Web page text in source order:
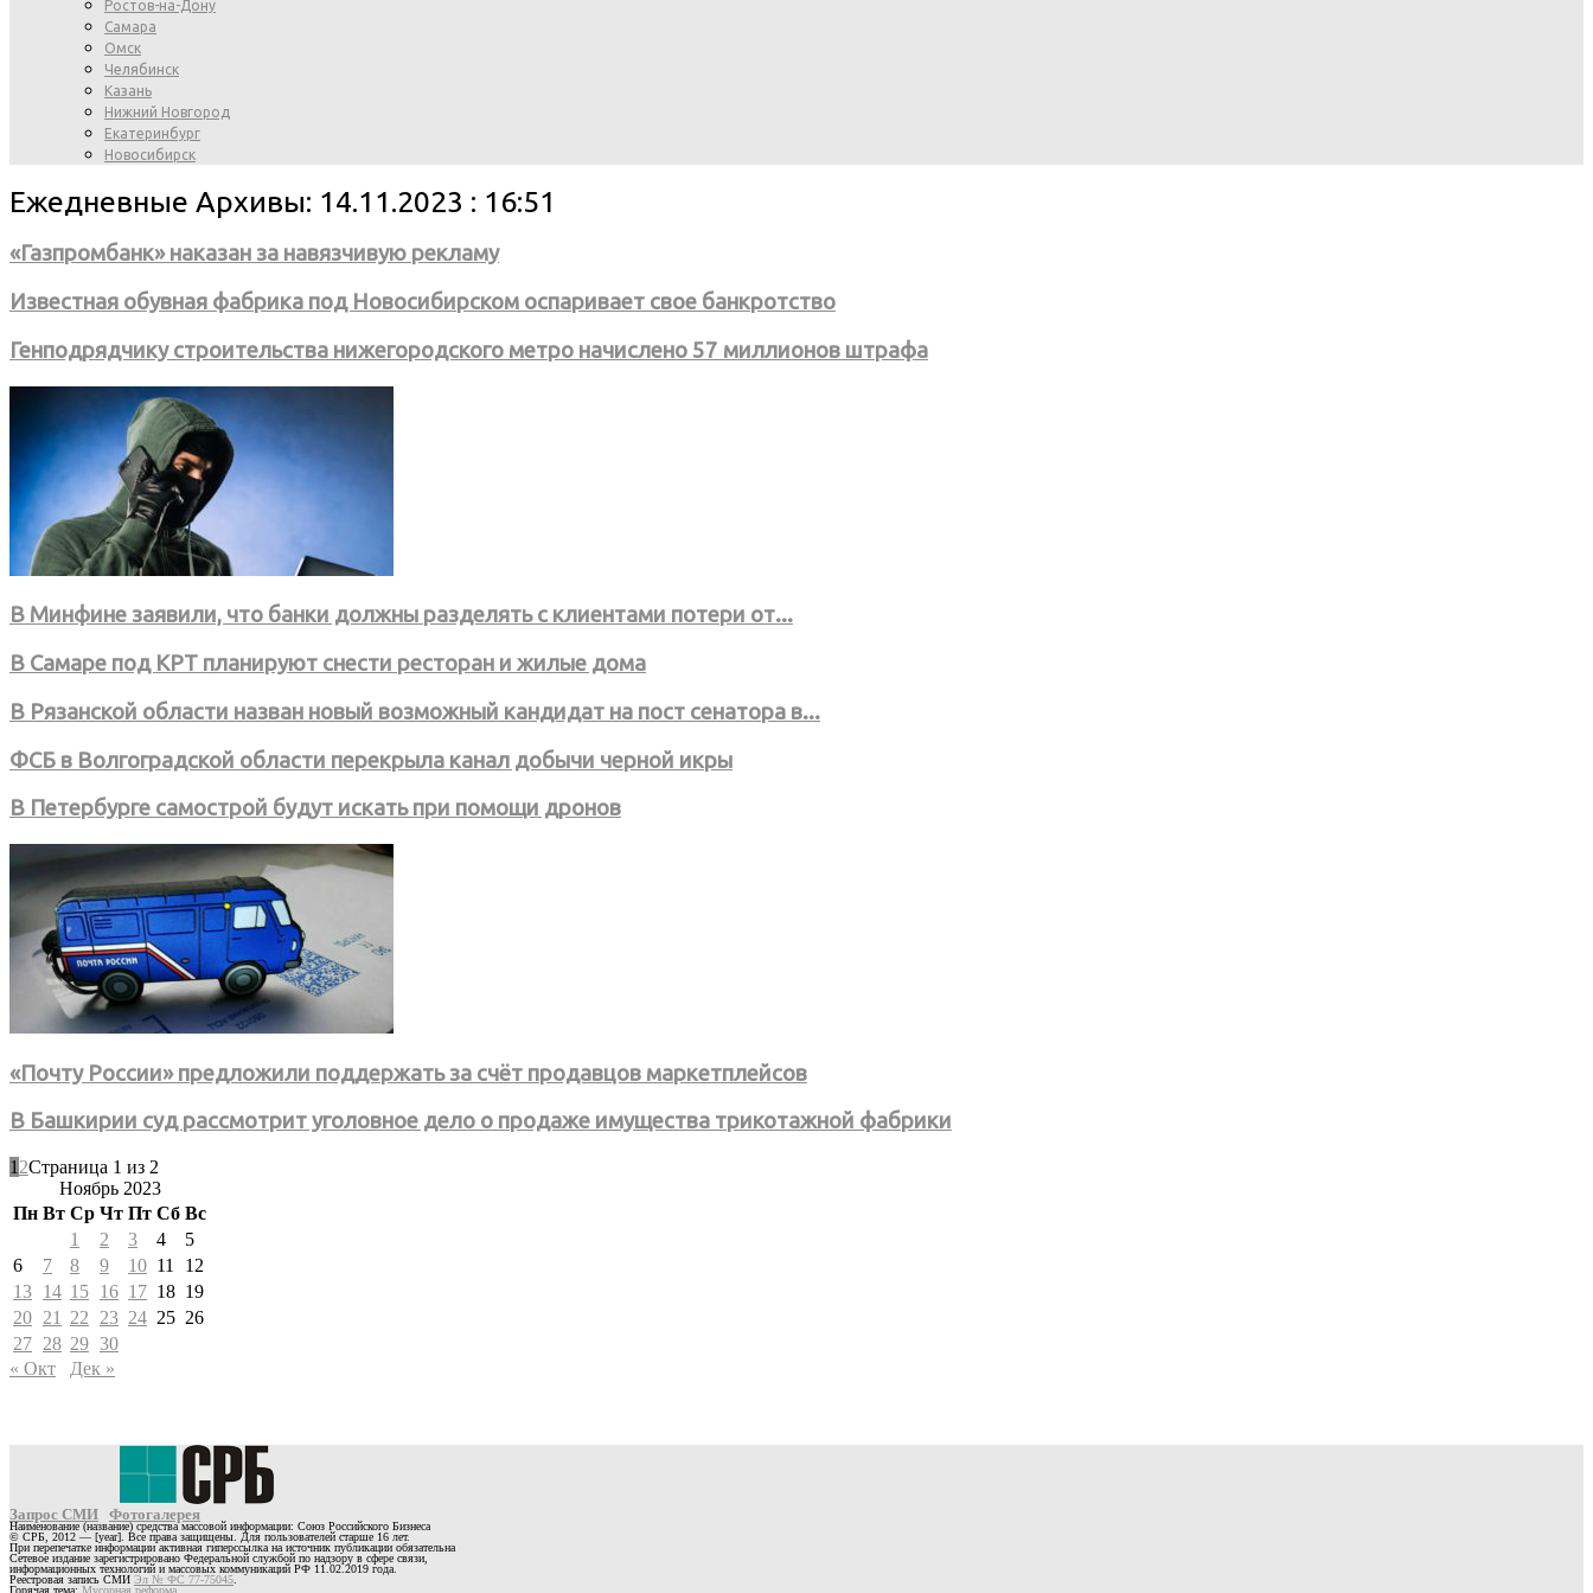
Ростов-на-Дону
Самара
Омск
Челябинск
Казань
Нижний Новгород
Екатеринбург
Новосибирск
Ежедневные Архивы: 14.11.2023 : 16:51
«Газпромбанк» наказан за навязчивую рекламу
Известная обувная фабрика под Новосибирском оспаривает свое банкротство
Генподрядчику строительства нижегородского метро начислено 57 миллионов штрафа
В Минфине заявили, что банки должны разделять с клиентами потери от...
В Самаре под КРТ планируют снести ресторан и жилые дома
В Рязанской области назван новый возможный кандидат на пост сенатора в...
ФСБ в Волгоградской области перекрыла канал добычи черной икры
В Петербурге самострой будут искать при помощи дронов
«Почту России» предложили поддержать за счёт продавцов маркетплейсов
В Башкирии суд рассмотрит уголовное дело о продаже имущества трикотажной фабрики
1 2Страница 1 из 2
Ноябрь 2023
Пн Вт Ср Чт Пт Сб Вс
1
2 3 4
5
6
7 8 9 10 11
12
13 14 15 16 17 18 19
20 21 22 23 24 25 26
27 28 29 30
« Окт
Дек »
Запрос СМИ Фотогалерея
Наименование (название) средства массовой информации: Союз Российского Бизнеса
© СРБ, 2012 — [year]. Все права защищены. Для пользователей старше 16 лет.
При перепечатке информации активная гиперссылка на источник публикации обязательна
Сетевое издание зарегистрировано Федеральной службой по надзору в сфере связи,
информационных технологий и массовых коммуникаций РФ 11.02.2019 года.
Реестровая запись СМИ Эл № ФС 77-75045
Горячая тема: Мусорная реформа